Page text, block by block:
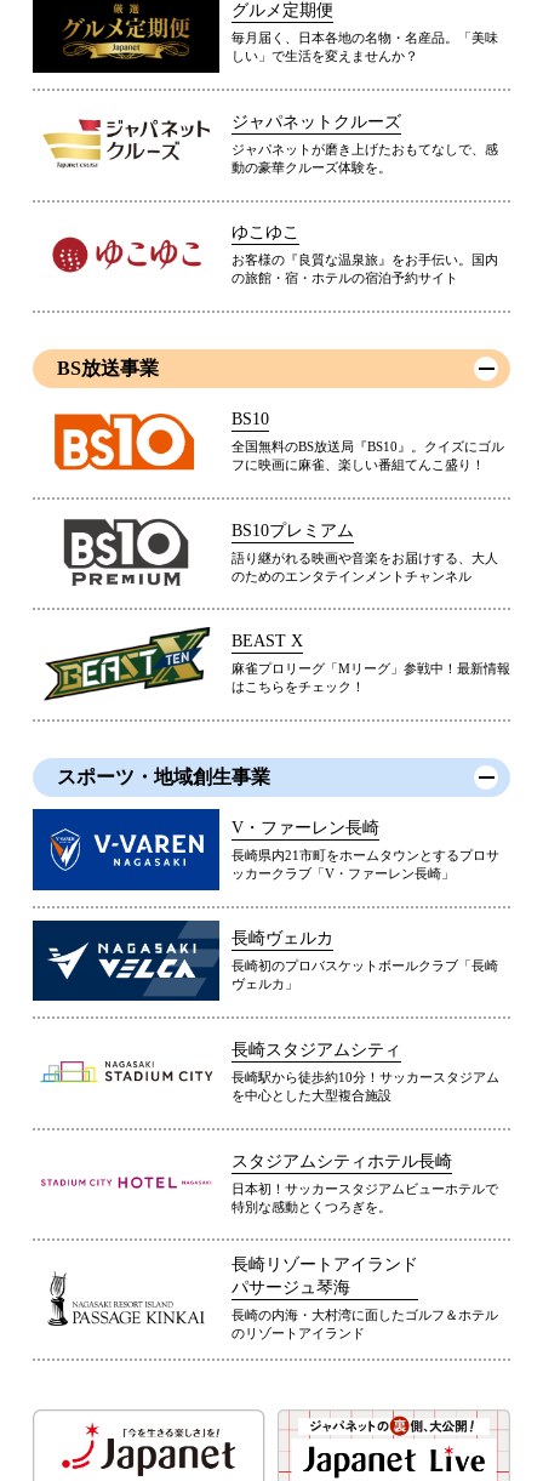
グルメ定期便
毎月届く、日本各地の名物・名産品。「美味
しい」で生活を変えませんか？
ジャパネットクルーズ
ジャパネットが磨き上げたおもてなしで、感
動の豪華クルーズ体験を。
ゆこゆこ
お客様の『良質な温泉旅』をお手伝い。国内
の旅館・宿・ホテルの宿泊予約サイト
BS放送事業
BS10
全国無料のBS放送局『BS10』。クイズにゴル
フに映画に麻雀、楽しい番組てんこ盛り！
BS10プレミアム
語り継がれる映画や音楽をお届けする、大人
のためのエンタテインメントチャンネル
BEAST X
麻雀プロリーグ「Mリーグ」参戦中！最新情報
はこちらをチェック！
スポーツ・地域創生事業
V・ファーレン長崎
長崎県内21市町をホームタウンとするプロサ
ッカークラブ「V・ファーレン長崎」
長崎ヴェルカ
長崎初のプロバスケットボールクラブ「長崎
ヴェルカ」
長崎スタジアムシティ
長崎駅から徒歩約10分！サッカースタジアム
を中心とした大型複合施設
スタジアムシティホテル長崎
日本初！サッカースタジアムビューホテルで
特別な感動とくつろぎを。
長崎リゾートアイランド
パサージュ琴海
長崎の内海・大村湾に面したゴルフ＆ホテル
のリゾートアイランド